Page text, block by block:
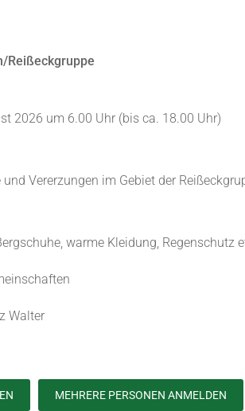
Reißeckgruppe
2026 um 6.00 Uhr (bis ca. 18.00 Uhr)
Vererzungen im Gebiet der
warme Kleidung, Regenschutz
Walter
MEHRERE PERSONEN ANMELDEN